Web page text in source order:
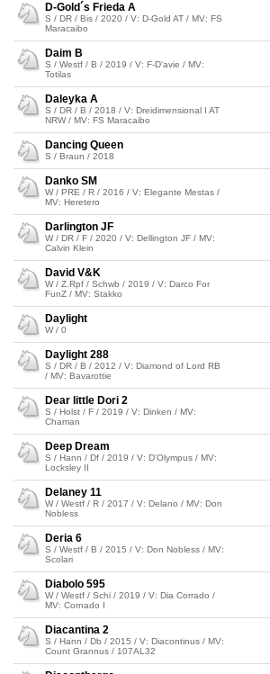
D-Gold´s Frieda A
S / DR / Bis / 2020 / V: D-Gold AT / MV: FS
Maracaibo
Daim B
S / Westf / B / 2019 / V: F-D'avie / MV:
Totilas
Daleyka A
S / DR / B / 2018 / V: Dreidimensional I AT
NRW / MV: FS Maracaibo
Dancing Queen
S / Braun / 2018
Danko SM
W / PRE / R / 2016 / V: Elegante Mestas /
MV: Heretero
Darlington JF
W / DR / F / 2020 / V: Dellington JF / MV:
Calvin Klein
David V&K
W / Z.Rpf / Schwb / 2019 / V: Darco For
FunZ / MV: Stakko
Daylight
W / 0
Daylight 288
S / DR / B / 2012 / V: Diamond of Lord RB
/ MV: Bavarottie
Dear little Dori 2
S / Holst / F / 2019 / V: Dinken / MV:
Chaman
Deep Dream
S / Hann / Df / 2019 / V: D'Olympus / MV:
Locksley II
Delaney 11
W / Westf / R / 2017 / V: Delano / MV: Don
Nobless
Deria 6
S / Westf / B / 2015 / V: Don Nobless / MV:
Scolari
Diabolo 595
W / Westf / Schi / 2019 / V: Dia Corrado /
MV: Cornado I
Diacantina 2
S / Hann / Db / 2015 / V: Diacontinus / MV:
Count Grannus / 107AL32